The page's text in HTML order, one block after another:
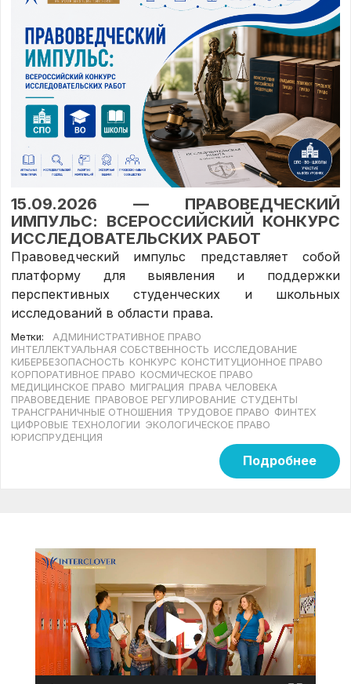
15.09.2026 — ПРАВОВЕДЧЕСКИЙ
ИМПУЛЬС: ВСЕРОССИЙСКИЙ КОНКУРС
ИССЛЕДОВАТЕЛЬСКИХ РАБОТ
Правоведческий импульс представляет собой
платформу для выявления и поддержки
перспективных студенческих и школьных
исследований в области права.
Метки:
АДМИНИСТРАТИВНОЕ ПРАВО
ИНТЕЛЛЕКТУАЛЬНАЯ СОБСТВЕННОСТЬ ИССЛЕДОВАНИЕ
КИБЕРБЕЗОПАСНОСТЬ КОНКУРС КОНСТИТУЦИОННОЕ ПРАВО
КОРПОРАТИВНОЕ ПРАВО КОСМИЧЕСКОЕ ПРАВО
МЕДИЦИНСКОЕ ПРАВО МИГРАЦИЯ ПРАВА ЧЕЛОВЕКА
ПРАВОВЕДЕНИЕ ПРАВОВОЕ РЕГУЛИРОВАНИЕ СТУДЕНТЫ
ТРАНСГРАНИЧНЫЕ ОТНОШЕНИЯ ТРУДОВОЕ ПРАВО ФИНТЕХ
ЦИФРОВЫЕ ТЕХНОЛОГИИ ЭКОЛОГИЧЕСКОЕ ПРАВО
ЮРИСПРУДЕНЦИЯ
Подробнее
Видеоплеер